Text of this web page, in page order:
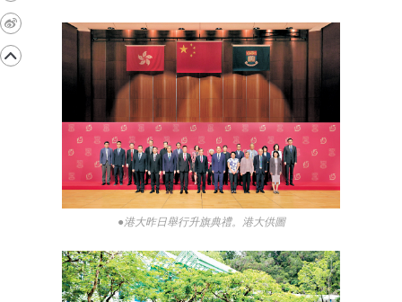
●港大昨日舉行升旗典禮。港大供圖